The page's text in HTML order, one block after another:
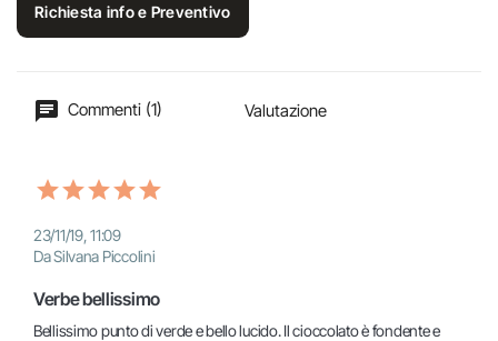
Richiesta info e Preventivo
Commenti (1) Valutazione
23/11/19, 11:09
Da Silvana Piccolini
Verbe bellissimo
Bellissimo punto di verde e bello lucido. Il cioccolato è fondente e